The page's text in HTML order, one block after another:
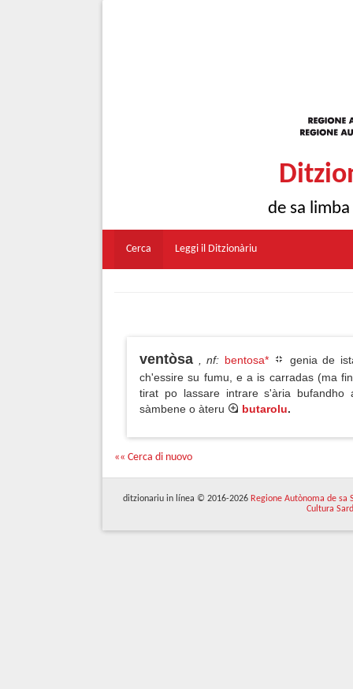
de sa
Cerca Leggi il Ditzionàriu
ventòsa , nf: bentosa*
genia de
ch'essire su fumu, e a is carradas (ma
tirat po lassare intrare s'ària
sàmbene o àteru
butarolu.
«« Cerca di nuovo
ditzionariu in línea © 2016-2026 Regione Autònoma de sa
Cultura